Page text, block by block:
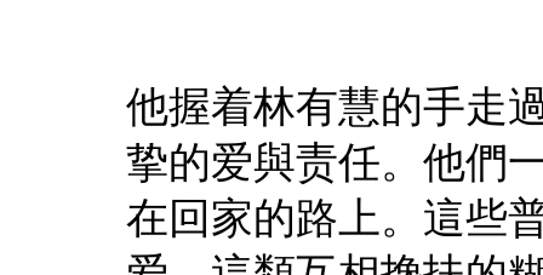
他握着林有慧的手走
挚的爱與责任。他們
在回家的路上。這些